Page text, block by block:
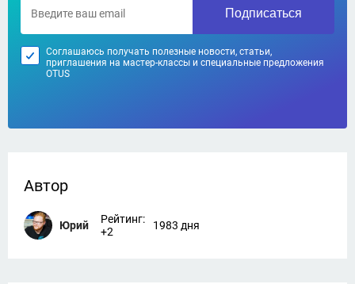
Подписаться
Соглашаюсь получать полезные новости, статьи,
приглашения на мастер-классы и специальные предложения
OTUS
Автор
Юрий
Рейтинг:
+2
1983 дня